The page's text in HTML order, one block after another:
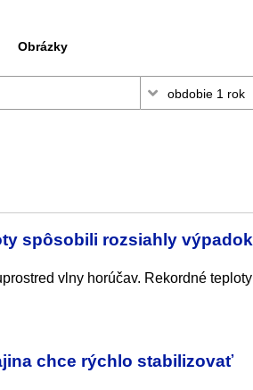
Obrázky
spôsobili rozsiahly výpadok
vlny horúčav. Rekordné teploty
chce rýchlo stabilizovať